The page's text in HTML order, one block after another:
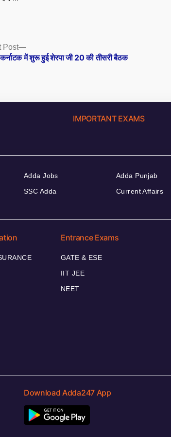
Post
Next
post:
कर्नाटक में शुरू हुई शेरपा जी 20 की तीसरी बैठक
IMPORTANT EXAMS
Adda Jobs
SSC Adda
Adda Punjab
Current Affairs
Entrance Exams
GATE & ESE
IIT JEE
NEET
Download Adda247 App